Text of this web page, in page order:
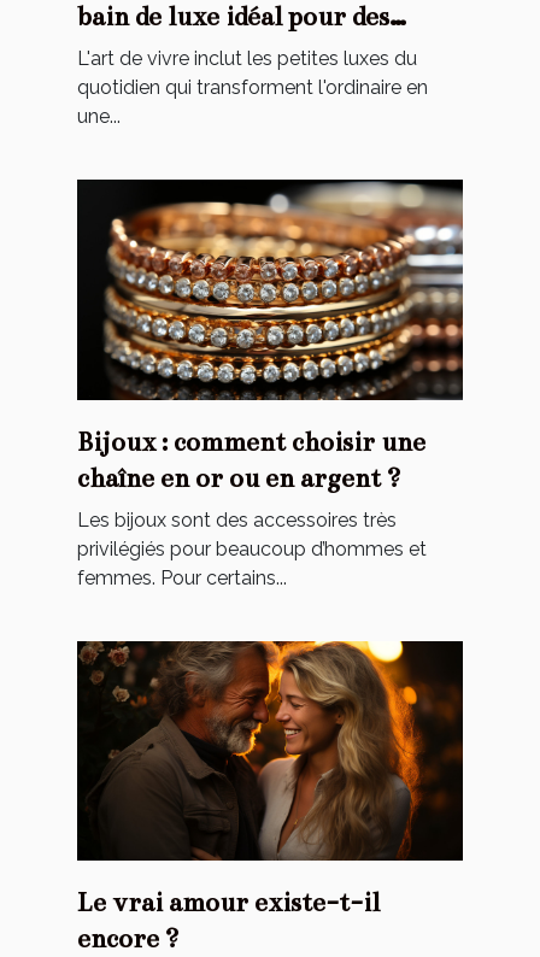
bain de luxe idéal pour des
moments de détente uniques ?
L'art de vivre inclut les petites luxes du
quotidien qui transforment l'ordinaire en
une...
Bijoux : comment choisir une
chaîne en or ou en argent ?
Les bijoux sont des accessoires très
privilégiés pour beaucoup d’hommes et
femmes. Pour certains...
Le vrai amour existe-t-il
encore ?